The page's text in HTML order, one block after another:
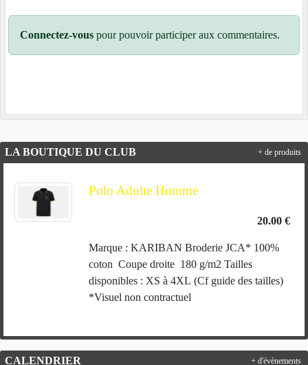
Connectez-vous pour pouvoir participer aux commentaires.
LA BOUTIQUE DU CLUB
Polo Adulte Homme
20.00 €
Marque : KARIBAN Broderie JCA* 100%
coton Coupe droite 180 g/m2 Tailles
disponibles : XS à 4XL (Cf guide des tailles)
*Visuel non contractuel
+ de produits
CALENDRIER + d'évènements